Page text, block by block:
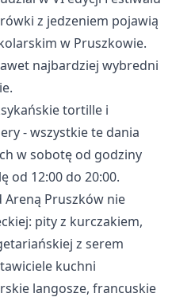
z jedzeniem pojawią
w Pruszkowie.
najbardziej wybredni
tortille i
- wszystkie te dania
w sobotę od godziny
od 12:00 do 20:00.
Pruszków nie
pity z kurczakiem,
z serem
kuchni
langosze, francuskie